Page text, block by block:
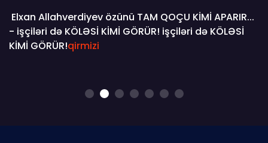
Elxan Allahverdiyev özünü TAM QOÇU KİMİ APARIR...
- işçiləri də KÖLƏSİ KİMİ GÖRÜR! işçiləri də KÖLƏSİ
KİMİ GÖRÜR!qirmizi